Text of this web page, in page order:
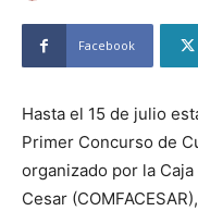
Facebook
Hasta el 15 de julio
Primer Concurso de
organizado por la
Cesar